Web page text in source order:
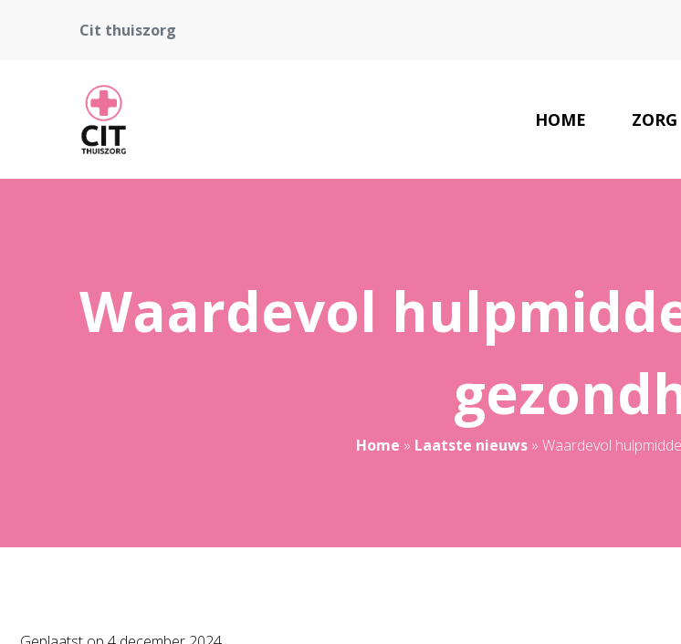
Cit thuiszorg
HOME ZORG
Waardevol
Home » Laatste nieuws » Waardevol